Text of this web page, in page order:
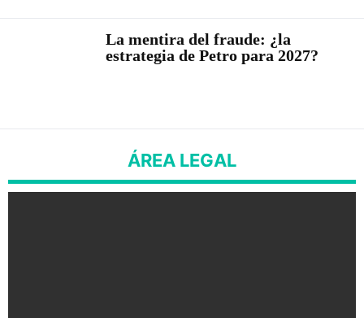
La mentira del fraude: ¿la
estrategia de Petro para 2027?
ÁREA LEGAL